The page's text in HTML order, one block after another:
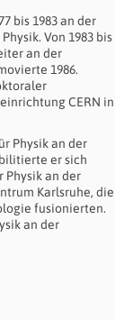
bis 1983 an der
Von 1983 bis
an der
1986.
CERN in
Physik an der
er sich
Physik an der
Karlsruhe, die
fusionierten.
an der